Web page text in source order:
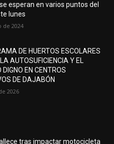
esperan en varios puntos del
lunes
de 2024
DE HUERTOS ESCOLARES
AUTOSUFICIENCIA Y EL
EN CENTROS
DE DAJABÓN
2026
tras impactar motocicleta